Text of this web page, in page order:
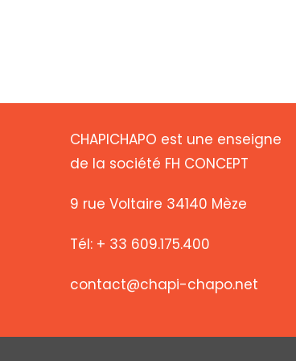
CHAPICHAPO est une enseigne
de la société FH CONCEPT
9 rue Voltaire 34140 Mèze
Tél: + 33 609.175.400
contact@chapi-chapo.net